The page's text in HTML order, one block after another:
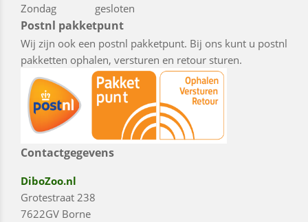
Zondag gesloten
Postnl pakketpunt
Wij zijn ook een postnl pakketpunt. Bij ons kunt u postnl
pakketten ophalen, versturen en retour sturen.
Contactgegevens
DiboZoo.nl
Grotestraat 238
7622GV Borne